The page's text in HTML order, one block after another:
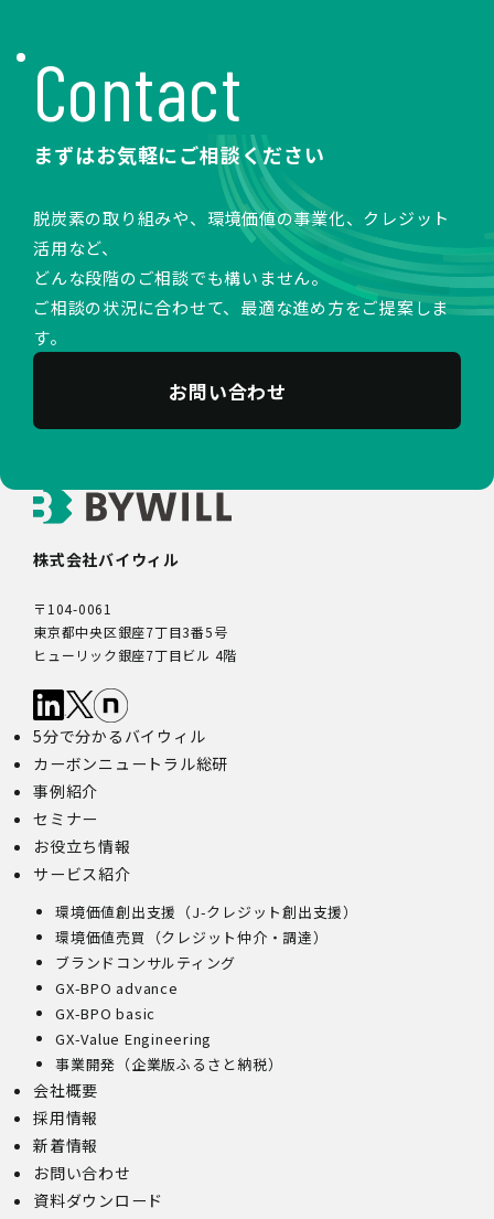
Contact
まずはお気軽にご相談ください
脱炭素の取り組みや、環境価値の事業化、クレジット
活用など、
どんな段階のご相談でも構いません。
ご相談の状況に合わせて、最適な進め方をご提案しま
す。
お問い合わせ
株式会社バイウィル
〒104-0061
東京都中央区銀座7丁目3番5号
ヒューリック銀座7丁目ビル 4階
5分で分かるバイウィル
カーボンニュートラル総研
事例紹介
セミナー
お役立ち情報
サービス紹介
環境価値創出支援（J-クレジット創出支援）
環境価値売買（クレジット仲介・調達）
ブランドコンサルティング
GX-BPO advance
GX-BPO basic
GX-Value Engineering
事業開発（企業版ふるさと納税）
会社概要
採用情報
新着情報
お問い合わせ
資料ダウンロード